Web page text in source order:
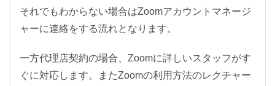
それでもわからない場合はZoomアカウントマネージ
ャーに連絡をする流れとなります。
一方代理店契約の場合、Zoomに詳しいスタッフがす
ぐに対応します。またZoomの利用方法のレクチャー